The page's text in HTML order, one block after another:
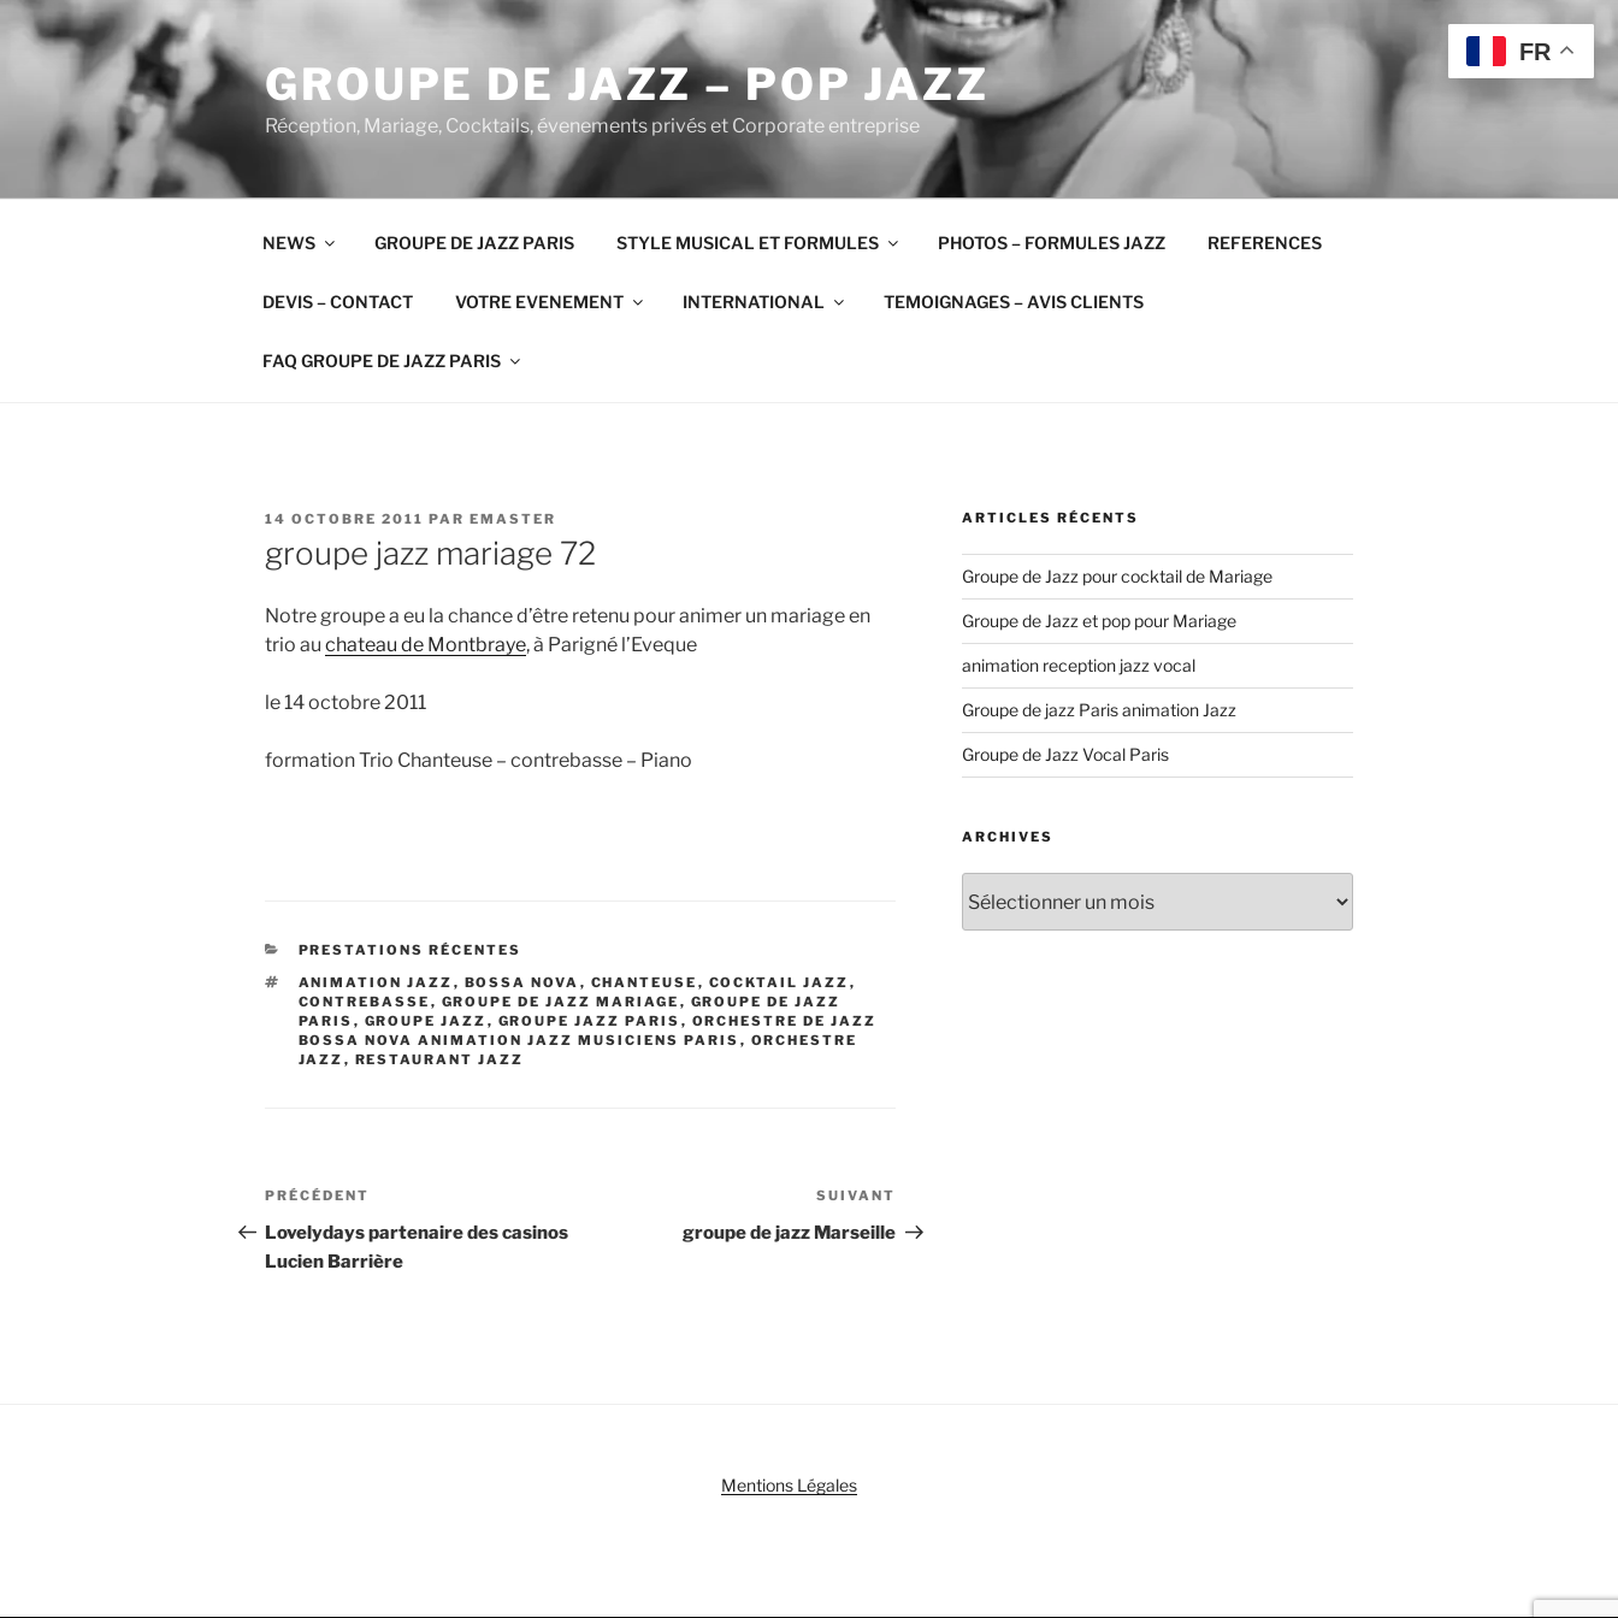
Aller
GROUPE DE JAZZ – POP JAZZ
Réception, Mariage, Cocktails, évenements privés et Corporate entreprise
NEWS GROUPE DE JAZZ PARIS STYLE MUSICAL ET FORMULES PHOTOS – FORMULES JAZZ REFERENCES
DEVIS – CONTACT VOTRE EVENEMENT INTERNATIONAL TEMOIGNAGES – AVIS CLIENTS
FAQ GROUPE DE JAZZ PARIS
PUBLIÉ
14 OCTOBRE 2011 PAR EMASTER
groupe jazz mariage 72
Notre groupe a eu la chance d’être retenu pour animer un mariage en
trio au chateau de Montbraye, à Parigné l’Eveque
le 14 octobre 2011
formation Trio Chanteuse – contrebasse – Piano
CATÉGORIES
PRESTATIONS RÉCENTES
ÉTIQUETTES
ANIMATION JAZZ , BOSSA NOVA , CHANTEUSE , COCKTAIL JAZZ ,
CONTREBASSE , GROUPE DE JAZZ MARIAGE , GROUPE DE JAZZ
PARIS , GROUPE JAZZ , GROUPE JAZZ PARIS , ORCHESTRE DE JAZZ
BOSSA NOVA ANIMATION JAZZ MUSICIENS PARIS , ORCHESTRE
JAZZ , RESTAURANT JAZZ
Navigation
de
l’article
Article
précédent
PRÉCÉDENT
Lovelydays partenaire des casinos
Lucien Barrière
suivant
SUIVANT
groupe de jazz Marseille
ARTICLES RÉCENTS
Groupe de Jazz pour cocktail de Mariage
Groupe de Jazz et pop pour Mariage
animation reception jazz vocal
Groupe de jazz Paris animation Jazz
Groupe de Jazz Vocal Paris
ARCHIVES
Mentions Légales
FR